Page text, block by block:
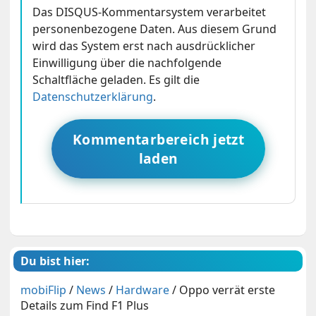
Das DISQUS-Kommentarsystem verarbeitet
personenbezogene Daten. Aus diesem Grund
wird das System erst nach ausdrücklicher
Einwilligung über die nachfolgende
Schaltfläche geladen. Es gilt die
Datenschutzerklärung.
Kommentarbereich jetzt
laden
Du bist hier:
mobiFlip / News / Hardware/ Oppo verrät erste
Details zum Find F1 Plus